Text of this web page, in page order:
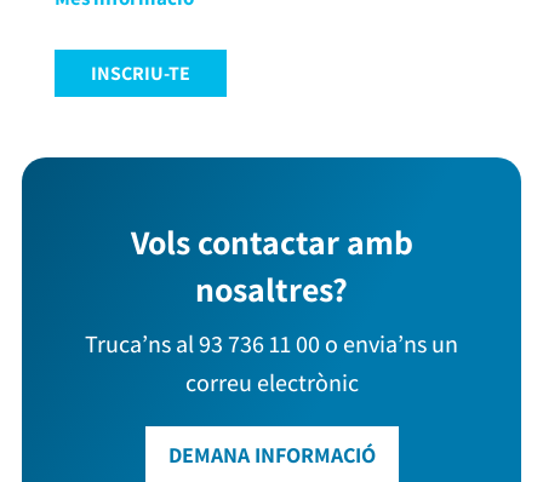
INSCRIU-TE
Vols contactar amb
nosaltres?
Truca’ns al 93 736 11 00 o envia’ns un
correu electrònic
DEMANA INFORMACIÓ